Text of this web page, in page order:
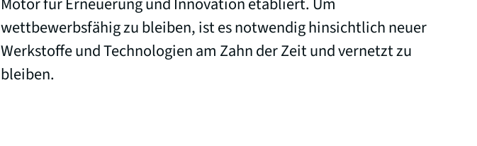
wettbewerbsfähig zu bleiben, ist es notwendig hinsichtlich neuer
Werkstoffe und Technologien am Zahn der Zeit und vernetzt zu
bleiben.